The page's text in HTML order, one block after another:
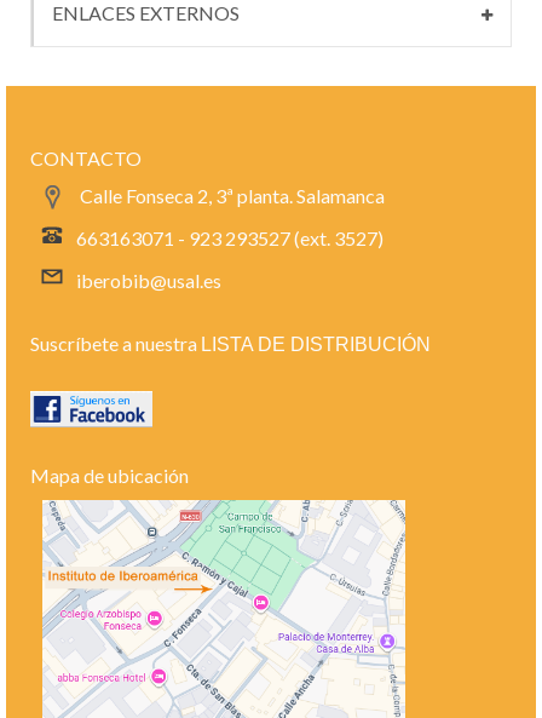
ENLACES EXTERNOS
CONTACTO
Calle Fonseca 2, 3ª planta. Salamanca
663163071 - 923 293527 (ext. 3527)
iberobib@usal.es
Suscríbete a nuestra LISTA DE DISTRIBUCIÓN
Mapa de ubicación